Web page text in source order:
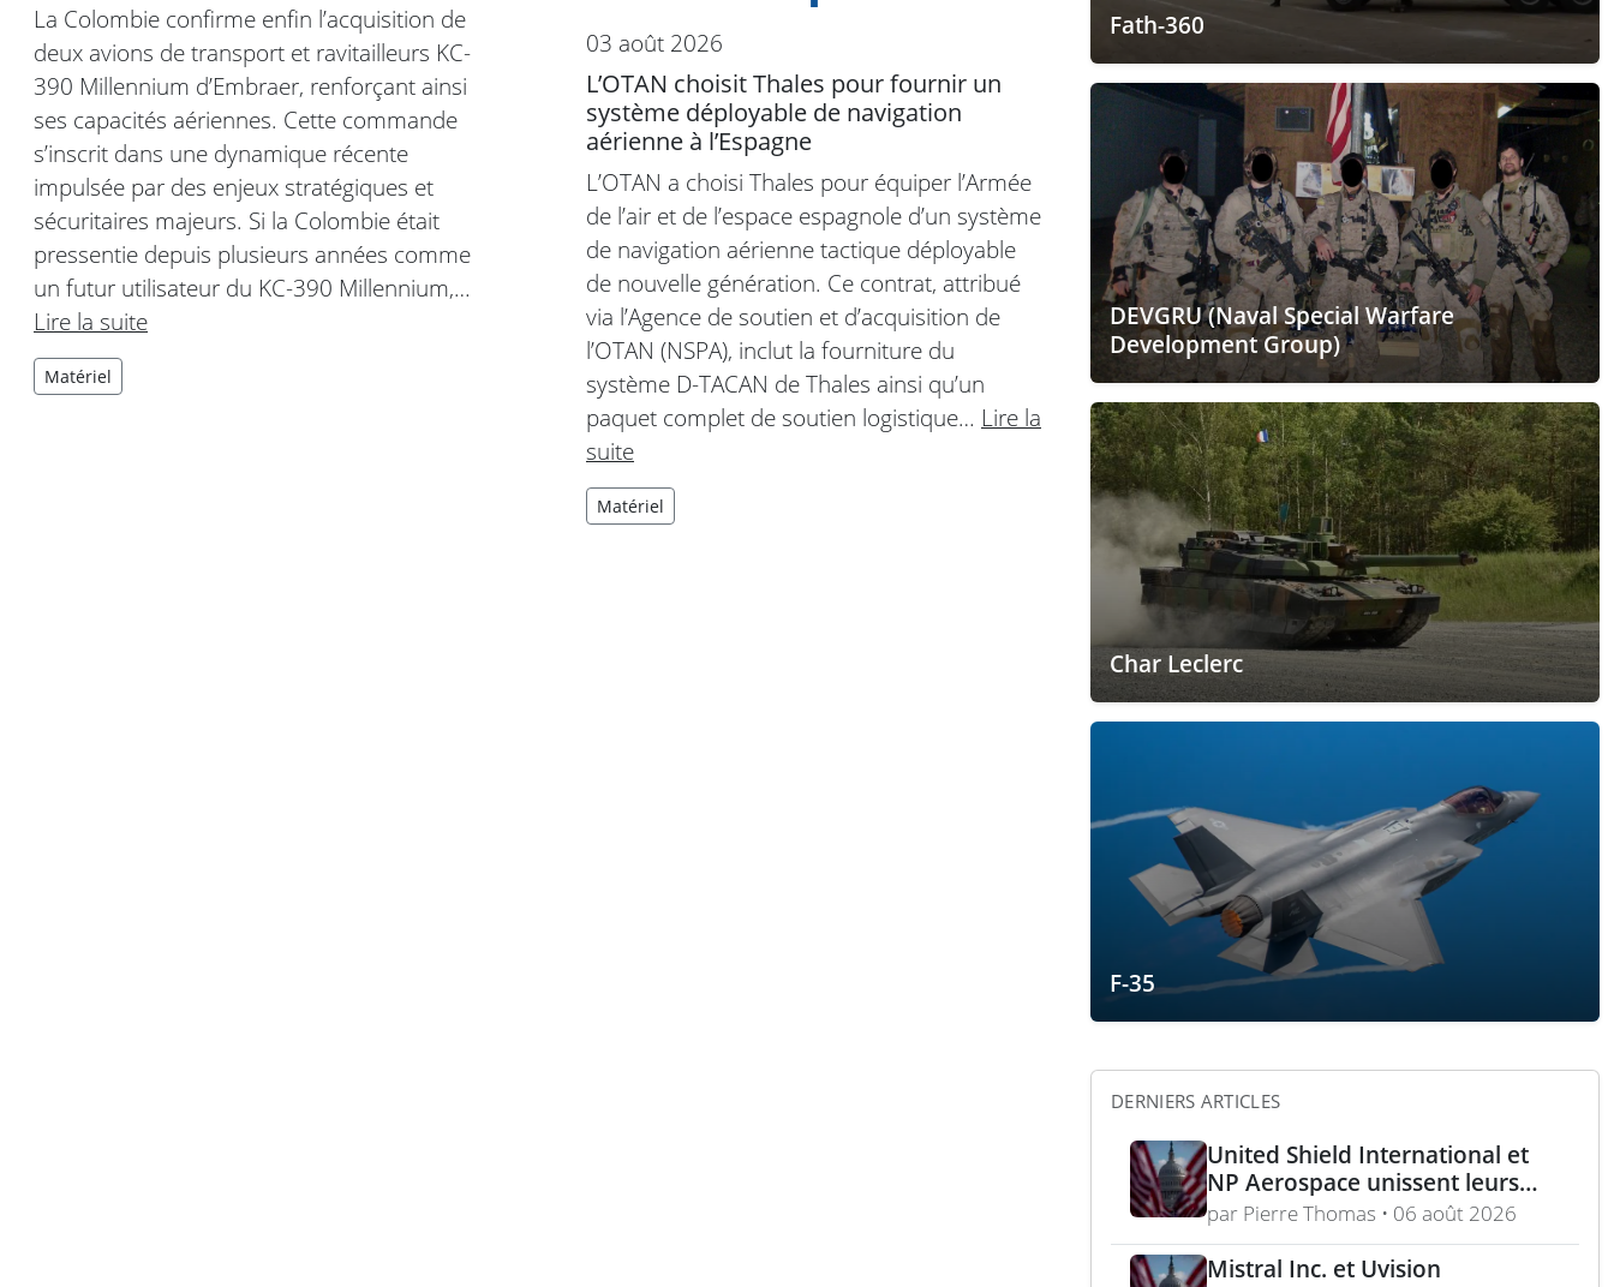
La Colombie confirme enfin l’acquisition de
deux avions de transport et ravitailleurs KC-
390 Millennium d’Embraer, renforçant ainsi
ses capacités aériennes. Cette commande
s’inscrit dans une dynamique récente
impulsée par des enjeux stratégiques et
sécuritaires majeurs. Si la Colombie était
pressentie depuis plusieurs années comme
un futur utilisateur du KC-390 Millennium,…
Lire la suite
Matériel
03 août 2026
L’OTAN choisit Thales pour fournir un
système déployable de navigation
aérienne à l’Espagne
L’OTAN a choisi Thales pour équiper l’Armée
de l’air et de l’espace espagnole d’un système
de navigation aérienne tactique déployable
de nouvelle génération. Ce contrat, attribué
via l’Agence de soutien et d’acquisition de
l’OTAN (NSPA), inclut la fourniture du
système D-TACAN de Thales ainsi qu’un
paquet complet de soutien logistique… Lire la
suite
Matériel
Fath-360
DEVGRU (Naval Special Warfare
Development Group)
Char Leclerc
F-35
DERNIERS ARTICLES
United Shield International et
NP Aerospace unissent leurs
forces pour renforcer le soutien
aux équipes américaines de
déminage
par Pierre Thomas • 06 août 2026
Mistral Inc. et Uvision